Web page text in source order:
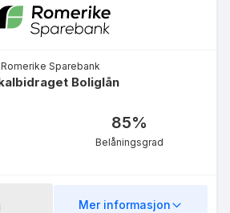
Romerike Sparebank
Boliglån
85%
Belåningsgrad
Mer informasjon